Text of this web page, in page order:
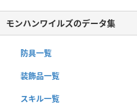
モンハンワイルズのデータ集
防具一覧
装飾品一覧
スキル一覧